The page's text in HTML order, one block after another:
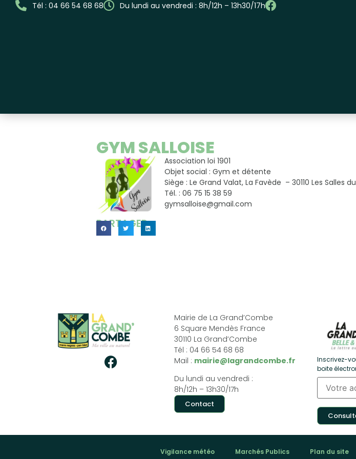
Tél : 04 66 54 68 68 Du lundi au vendredi : 8h/12h – 13h30/17h
GYM SALLOISE
Association loi 1901
Objet social : Gym et détente
Siège : Le Grand Valat, La Favède – 30110 Les Salles
Tél. : 06 75 15 38 59
gymsalloise@gmail.com
PARTAGER...
Mairie de La Grand’Combe
6 Square Mendès France
30110 La Grand’Combe
Tél : 04 66 54 68 68
Mail : mairie@lagrandcombe.fr
Du lundi au vendredi :
8h/12h – 13h30/17h
Contact
Inscrivez-
boite
Vigilance météo Marchés Publics Plan du site